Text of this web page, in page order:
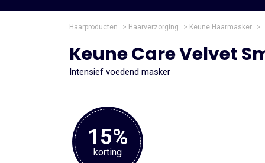
Haarproducten > Haarverzorging > Keune Haarmasker >
Keune Care Velvet
Intensief voedend masker
15%
korting